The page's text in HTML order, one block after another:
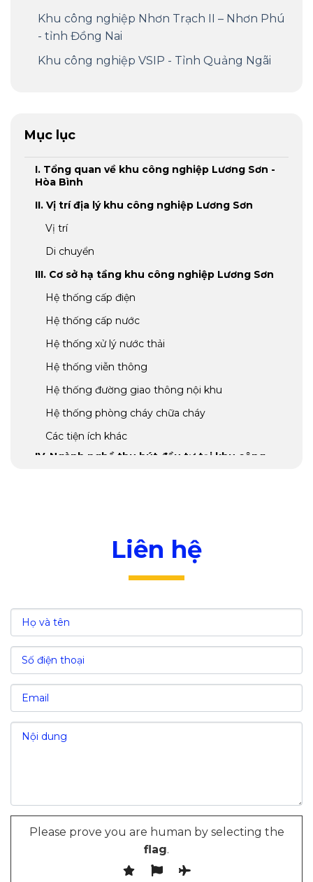
Khu công nghiệp Nhơn Trạch II – Nhơn Phú
- tỉnh Đồng Nai
Khu công nghiệp VSIP - Tỉnh Quảng Ngãi
Mục lục
I. Tổng quan về khu công nghiệp Lương Sơn -
Hòa Bình
II. Vị trí địa lý khu công nghiệp Lương Sơn
Vị trí
Di chuyển
III. Cơ sở hạ tầng khu công nghiệp Lương Sơn
Hệ thống cấp điện
Hệ thống cấp nước
Hệ thống xử lý nước thải
Hệ thống viễn thông
Hệ thống đường giao thông nội khu
Hệ thống phòng cháy chữa cháy
Các tiện ích khác
IV. Ngành nghề thu hút đầu tư tại khu công
Ưu đãi về tiền thuê đất
VII. Nguồn lao động tại khu công nghiệp Lương
Sơn
VII. Giá trị kinh tế khu công nghiệp Lương Sơn
Thu hút đầu tư
Liên hệ
Please prove you are human by selecting the
flag.